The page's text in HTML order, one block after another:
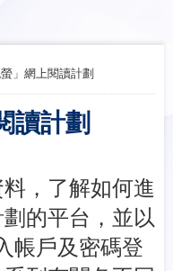
螢」網上閱讀計劃
讀計劃
，了解如何進
的平台，並以
帳戶及密碼登